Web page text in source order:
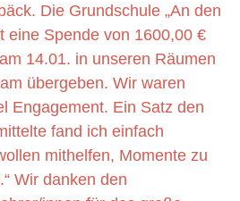
Die Grundschule „An den
eine Spende von 1600,00 €
14.01. in unseren Räumen
übergeben. Wir waren
Engagement. Ein Satz den
fand ich einfach
mithelfen, Momente zu
Wir danken den